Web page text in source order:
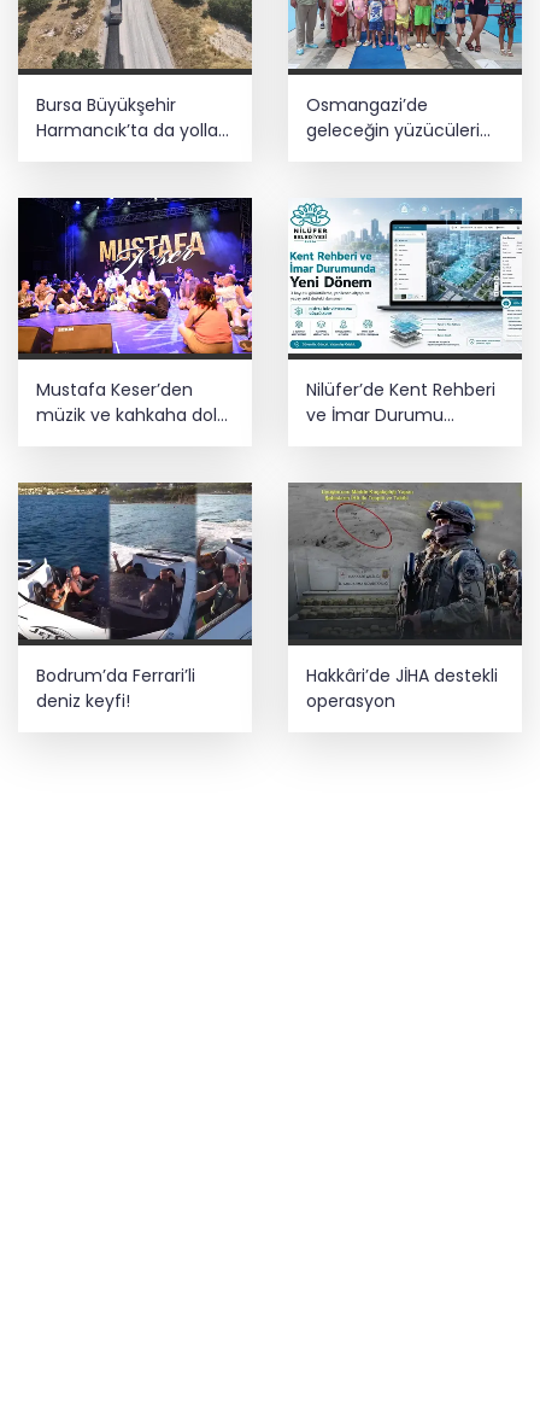
Bursa Büyükşehir
Harmancık’ta da yolları
yeniliyor
Osmangazi’de
geleceğin yüzücüleri
sertifikalarını aldı
Mustafa Keser’den
müzik ve kahkaha dolu
gece
Nilüfer’de Kent Rehberi
ve İmar Durumu
Sorgulama yenilendi
Bodrum’da Ferrari’li
deniz keyfi!
Hakkâri’de JİHA destekli
operasyon